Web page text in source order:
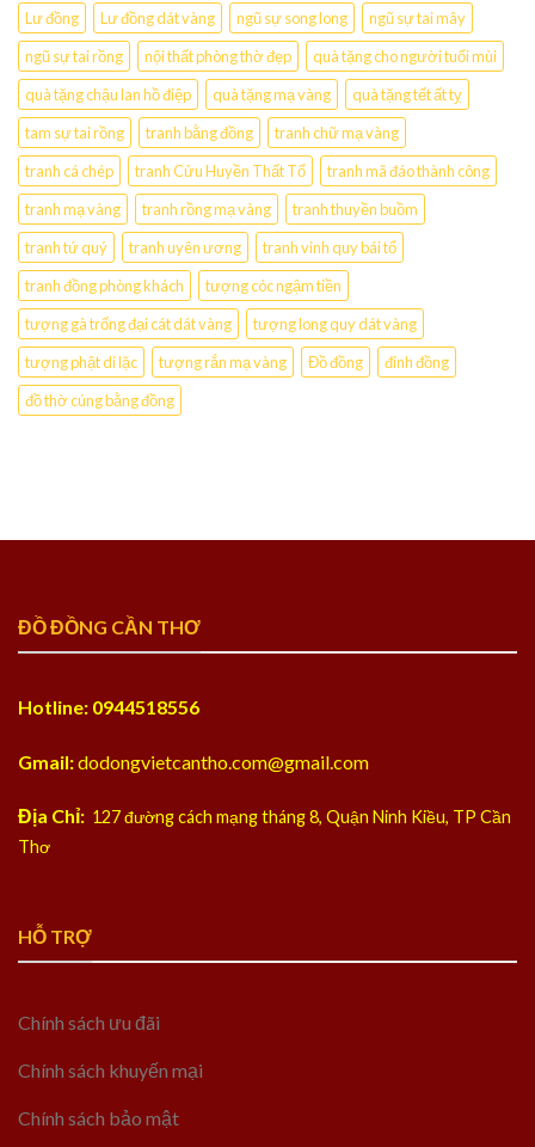
Lư đồng Lư đồng dát vàng ngũ sự song long
ngũ sự tai mây
ngũ sự tai rồng
nội thất phòng thờ đẹp
quà tặng cho người tuổi mùi
quà tặng chậu lan hồ điệp
quà tặng mạ vàng
quà tặng tết ất tỵ
tam sự tai rồng
tranh bằng đồng
tranh chữ mạ vàng
tranh cá chép
tranh Cửu Huyền Thất Tổ
tranh mã đáo thành công
tranh mạ vàng
tranh rồng mạ vàng
tranh thuyền buồm
tranh tứ quý
tranh uyên ương
tranh vinh quy bái tổ
tranh đồng phòng khách
tượng cóc ngậm tiền
tượng gà trống đại cát dát vàng
tượng long quy dát vàng
tượng phật di lặc
tượng rắn mạ vàng Đồ đồng
đỉnh đồng
đồ thờ cúng bằng đồng
ĐỒ ĐỒNG CẦN THƠ
Hotline: 0944518556
Gmail:dodongvietcantho.com@gmail.com
Địa Chỉ: 127 đường cách mạng tháng 8, Quận Ninh Kiều, TP Cần
Thơ
HỖ TRỢ
Chính sách ưu đãi
Chính sách khuyến mại
Chính sách bảo mật